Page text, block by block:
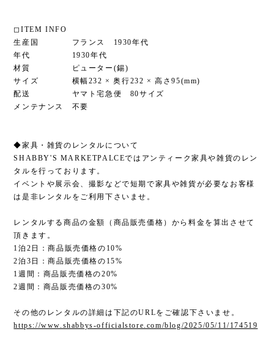
◻︎ITEM INFO
生産国 フランス 1930年代
年代 1930年代
材質 ピューター(錫)
サイズ 横幅232 × 奥行232 × 高さ95(mm)
配送 ヤマト宅急便 80サイズ
メンテナンス 不要
◆家具・雑貨のレンタルについて
SHABBY'S MARKETPALCEではアンティーク家具や雑貨のレン
タルを行っております。
イベントや展示会、撮影などで短期で家具や雑貨が必要なお客様
は是非レンタルをご利用下さいませ。
レンタルする商品の金額（商品販売価格）から料金を算出させて
頂きます。
1泊2日：商品販売価格の10%
2泊3日：商品販売価格の15%
1週間：商品販売価格の20%
2週間：商品販売価格の30%
その他のレンタルの詳細は下記のURLをご確認下さいませ。
https://www.shabbys-officialstore.com/blog/2025/05/11/174519